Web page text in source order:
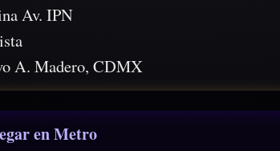
Av. IPN
A. Madero, CDMX
en Metro